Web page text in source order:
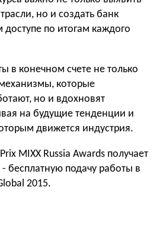
но и создать банк
по итогам каждого
в конечном счете не только
которые
но и вдохновят
на будущие тенденции и
движется индустрия.
MIXX Russia Awards получает
бесплатную подачу работы в
2015.